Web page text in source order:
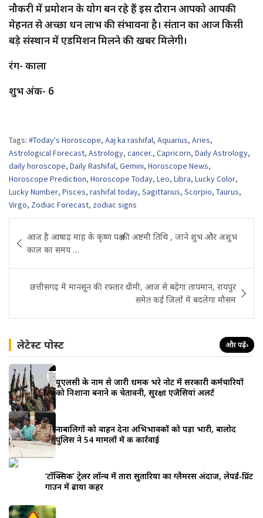
नौकरी में प्रमोशन के योग बन रहे हैं इस दौरान आपको आपकी
मेहनत से अच्छा धन लाभ की संभावना है। संतान का आज किसी
बड़े संस्थान में एडमिशन मिलने की खबर मिलेगी।
रंग- काला
शुभ अंक- 6
Tags: #Today's Horoscope, Aaj ka rashifal, Aquarius, Aries,
Astrological Forecast, Astrology, cancer., Capricorn, Daily Astrology,
daily horoscope, Daily Rashifal, Gemini, Horoscope News,
Horoscope Prediction, Horoscope Today, Leo, Libra, Lucky Color,
Lucky Number, Pisces, rashifal today, Sagittarius, Scorpio, Taurus,
Virgo, Zodiac Forecast, zodiac signs
navigation
आज है आषाढ़ माह के कृष्ण पक्ष की अष्टमी तिथि , जाने शुभ और अशुभ
काल का समय …
छत्तीसगढ़ में मानसून की रफ्तार धीमी, आज से बढ़ेगा तापमान, रायपुर
समेत कई जिलों में बदलेगा मौसम
लेटेस्ट पोस्ट और पढ़ें›
यूएलसी के नाम से जारी धमकी भरे नोट में सरकारी कर्मचारियों
को निशाना बनाने की चेतावनी, सुरक्षा एजेंसियां अलर्ट
नाबालिगों को वाहन देना अभिभावकों को पड़ा भारी, बालोद
पुलिस ने 54 मामलों में की कार्रवाई
‘टॉक्सिक’ ट्रेलर लॉन्च में तारा सुतारिया का ग्लैमरस अंदाज, लेपर्ड-प्रिंट
गाउन में ढाया कहर